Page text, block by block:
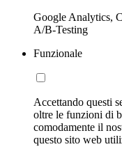
Google Analytics,
A/B-Testing
Funzionale
Accettando questi
oltre le funzioni di
comodamente il
questo sito web